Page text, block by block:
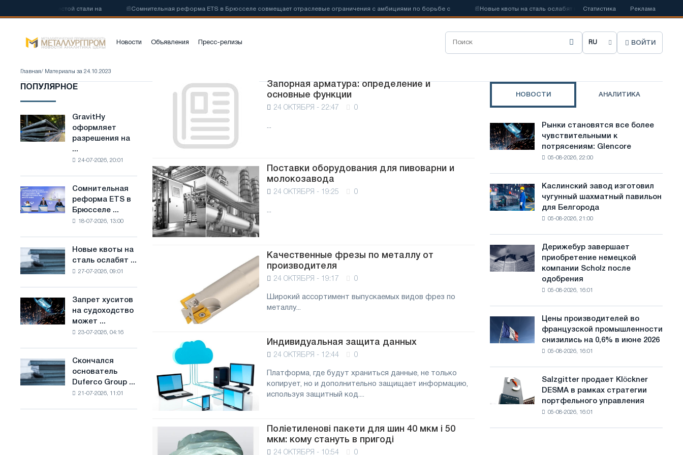
низкоуглеродистой стали на Сомнительная реформа ETS в Брюсселе совмещает отраслевые ограничения с амбициями по борьбе с Новые квоты на сталь ослабят конкуренцию в Соединенном
Статистика Реклама
Новости Объявления Пресс-релизы
В
б
т
ь
з
ы
к
с
а
й
ВОЙТИ
Главная/ Материалы за 24.10.2023
ПОПУЛЯРНОЕ
GravitHy
оформляет
разрешения
строительство
производству
низкоуглеродистой
основе
водорода
Франции
GravitHy
оформляет
разрешения на
...
24-07-2026, 20:01
Сомнительная
реформа
ETS
отраслевые
ограничения
амбициями
по
борьбе
с
Сомнительная
реформа ETS в
Брюсселе ...
18-07-2026, 13:00
Новые
квоты
на
конкуренцию
в
Новые квоты на
сталь ослабят ...
27-07-2026, 09:01
Запрет
хуситов
на
импорт
Саудовской
Запрет хуситов
на судоходство
может ...
23-07-2026, 04:16
Скончался
основатель
Duferco
Скончался
основатель
Duferco Group ...
21-07-2026, 11:01
Запорная
арматура:
функции
Запорная арматура: определение и
основные функции
24 ОКТЯБРЯ - 22:47 0
...
Поставки
оборудования
для
пивоварни
и
молокозавода
Поставки оборудования для пивоварни и
молокозавода
24 ОКТЯБРЯ - 19:25 0
...
производителя
Качественные фрезы по металлу от
производителя
24 ОКТЯБРЯ - 19:17 0
Широкий ассортимент выпускаемых видов фрез по
металлу...
Индивидуальная
защита
данных
Индивидуальная защита данных
24 ОКТЯБРЯ - 12:44 0
Платформа, где будут храниться данные, не только
копирует, но и дополнительно защищает информацию,
используя защитный код....
Поліетиленові
Поліетиленові пакети для шин 40 мкм і 50
мкм: кому стануть в пригоді
24 ОКТЯБРЯ - 10:54 0
НОВОСТИ АНАЛИТИКА
Рынки
становятся
все
потрясениям:
Glencore
Рынки становятся все более
чувствительными к
потрясениям: Glencore
05-08-2026, 22:00
Каслинский
завод
изготовил
для
Белгорода
Каслинский завод изготовил
чугунный шахматный павильон
для Белгорода
05-08-2026, 21:00
Дерижебур
завершает
приобретение
одобрения
Европейской
Дерижебур завершает
приобретение немецкой
компании Scholz после
одобрения
05-08-2026, 16:01
Цены
производителей
во
0,6%
2026
Цены производителей во
французской промышленности
снизились на 0,6% в июне 2026
05-08-2026, 16:01
Salzgitter
продает
Klöckner
Salzgitter продает Klöckner
DESMA в рамках стратегии
портфельного управления
05-08-2026, 16:01